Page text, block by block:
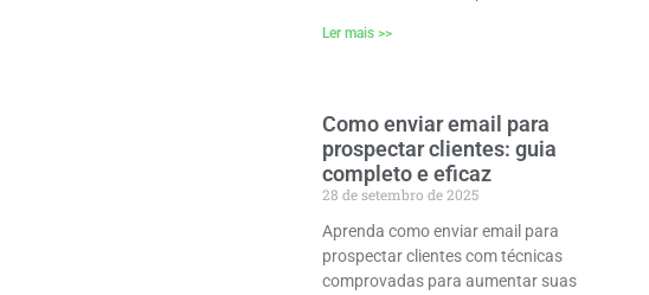
Ler mais >>
Como enviar email para
prospectar clientes: guia
completo e eficaz
28 de setembro de 2025
Aprenda como enviar email para
prospectar clientes com técnicas
comprovadas para aumentar suas